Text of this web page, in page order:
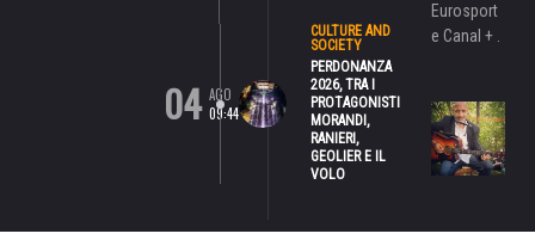
04 AGO
09:44
CULTURE AND
SOCIETY
PERDONANZA
2026, TRA I
PROTAGONISTI
MORANDI,
RANIERI,
GEOLIER E IL
VOLO
Eurosport
e Canal + .